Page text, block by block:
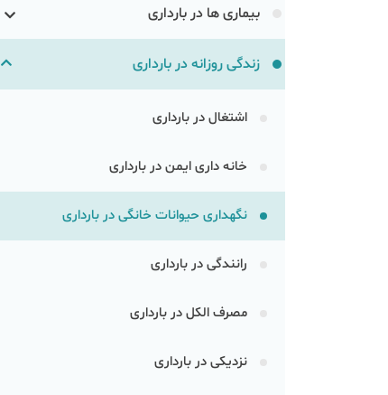
بیماری ها در بارداری
زندگی روزانه در بارداری
اشتغال در بارداری
خانه داری ایمن در بارداری
نگهداری حیوانات خانگی در بارداری
رانندگی در بارداری
مصرف الکل در بارداری
نزدیکی در بارداری